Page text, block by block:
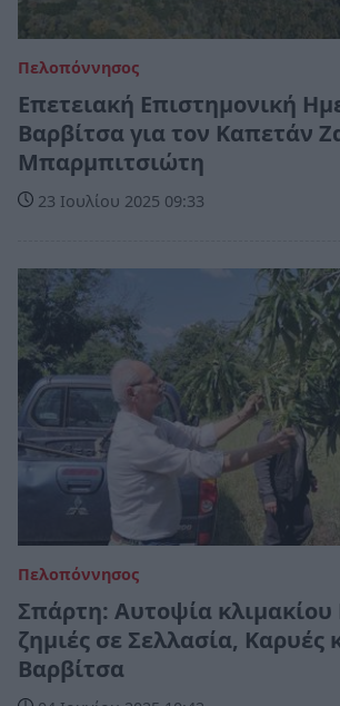
Πελοπόννησος
Επετειακή Επιστημονική
Βαρβίτσα για τον Καπετάν
Μπαρμπιτσιώτη
23 Ιουλίου 2025 09:33
Πελοπόννησος
Σπάρτη: Αυτοψία κλιμακίου
ζημιές σε Σελλασία, Καρυές
Βαρβίτσα